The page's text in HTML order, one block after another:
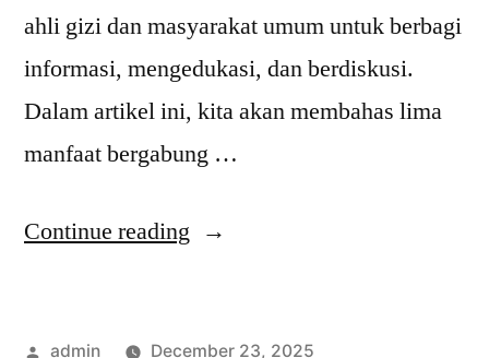
ahli gizi dan masyarakat umum untuk berbagi
informasi, mengedukasi, dan berdiskusi.
Dalam artikel ini, kita akan membahas lima
manfaat bergabung …
Continue reading “5
Posted
admin
December 23, 2025